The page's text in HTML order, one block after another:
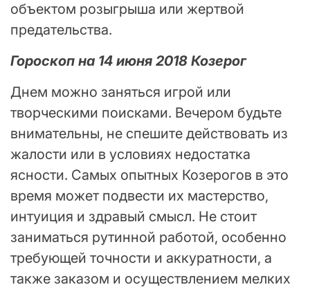
объектом розыгрыша или жертвой
предательства.
Гороскоп на 14 июня 2018 Козерог
Днем можно заняться игрой или
творческими поисками. Вечером будьте
внимательны, не спешите действовать из
жалости или в условиях недостатка
ясности. Самых опытных Козерогов в это
время может подвести их мастерство,
интуиция и здравый смысл. Не стоит
заниматься рутинной работой, особенно
требующей точности и аккуратности, а
также заказом и осуществлением мелких